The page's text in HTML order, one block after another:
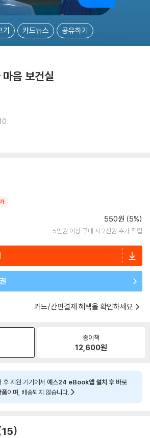
기 카드뉴스 공유하기
음 보건실
550원 (5%)
5만원 이상 구매 시 2천원 추가 적립
카드/간편결제 혜택을 확인하세요
종이책
12,600원
후 지원 기기에서 예스24 eBook앱 설치 후 바로
품이며, 배송되지 않습니다.
15